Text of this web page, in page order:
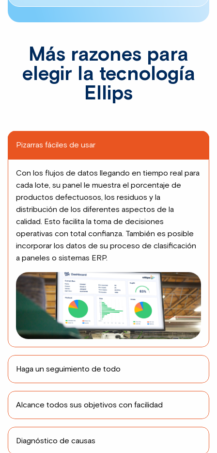
Más razones para
elegir la tecnología
Ellips
Pizarras fáciles de usar
Con los flujos de datos llegando en tiempo real para
cada lote, su panel le muestra el porcentaje de
productos defectuosos, los residuos y la
distribución de los diferentes aspectos de la
calidad. Esto facilita la toma de decisiones
operativas con total confianza. También es posible
incorporar los datos de su proceso de clasificación
a paneles o sistemas ERP.
Haga un seguimiento de todo
Alcance todos sus objetivos con facilidad
Diagnóstico de causas